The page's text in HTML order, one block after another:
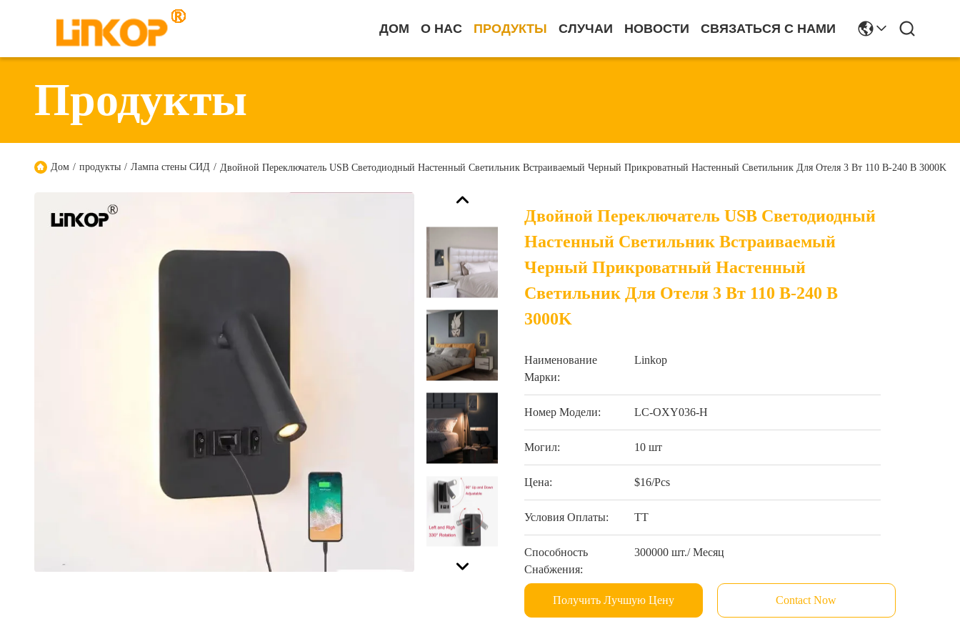
ДОМ О НАС ПРОДУКТЫ СЛУЧАИ НОВОСТИ СВЯЗАТЬСЯ С НАМИ
Продукты
Дом / продукты / Лампа стены СИД / Двойной Переключатель USB Светодиодный Настенный Светильник Встраиваемый Черный Прикроватный Настенный Светильник Для Отеля 3 Вт 110 В-240 В 3000K
Двойной Переключатель USB Светодиодный
Настенный Светильник Встраиваемый
Черный Прикроватный Настенный
Светильник Для Отеля 3 Вт 110 В-240 В
3000K
Наименование
Марки:
Linkop
Номер Модели: LC-OXY036-H
Могил: 10 шт
Цена: $16/Pcs
Условия Оплаты: ТТ
Способность
Снабжения:
300000 шт./ Месяц
Получить Лучшую Цену Contact Now